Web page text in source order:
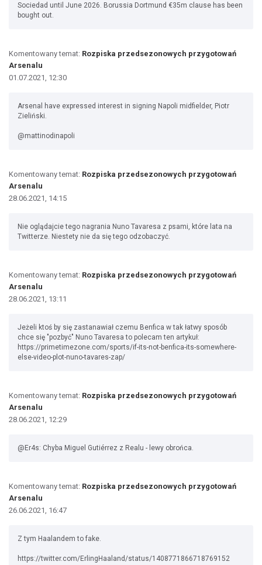
Sociedad until June 2026. Borussia Dortmund €35m clause has been
bought out.
Komentowany temat: Rozpiska przedsezonowych przygotowań
Arsenalu
01.07.2021, 12:30
Arsenal have expressed interest in signing Napoli midfielder, Piotr
Zieliński.
@mattinodinapoli
Komentowany temat: Rozpiska przedsezonowych przygotowań
Arsenalu
28.06.2021, 14:15
Nie oglądajcie tego nagrania Nuno Tavaresa z psami, które lata na
Twitterze. Niestety nie da się tego odzobaczyć.
Komentowany temat: Rozpiska przedsezonowych przygotowań
Arsenalu
28.06.2021, 13:11
Jeżeli ktoś by się zastanawiał czemu Benfica w tak łatwy sposób
chce się "pozbyć" Nuno Tavaresa to polecam ten artykuł:
https://primetimezone.com/sports/if-its-not-benfica-its-somewhere-
else-video-plot-nuno-tavares-zap/
Komentowany temat: Rozpiska przedsezonowych przygotowań
Arsenalu
28.06.2021, 12:29
@Er4s: Chyba Miguel Gutiérrez z Realu - lewy obrońca.
Komentowany temat: Rozpiska przedsezonowych przygotowań
Arsenalu
26.06.2021, 16:47
Z tym Haalandem to fake.
https://twitter.com/ErlingHaaland/status/1408771866718769152